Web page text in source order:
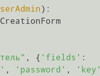
):
, { 'fields' :
, 'password' , 'key'